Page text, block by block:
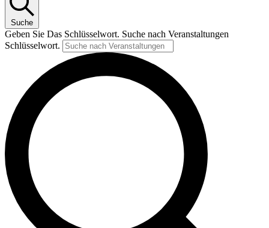
Suche
Geben Sie Das Schlüsselwort. Suche nach Veranstaltungen
Schlüsselwort.